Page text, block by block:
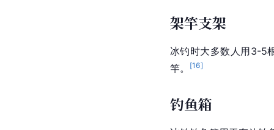
架竿支架
冰钓时大多数人用3-5
竿。
[16]
钓鱼箱